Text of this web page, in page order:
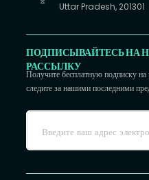
Uttar Pradesh, 201301
ПОДПИСЫВАЙТЕСЬ НА
РАССЫЛКУ
Получите бесплатную подписку
следите за нашими последними